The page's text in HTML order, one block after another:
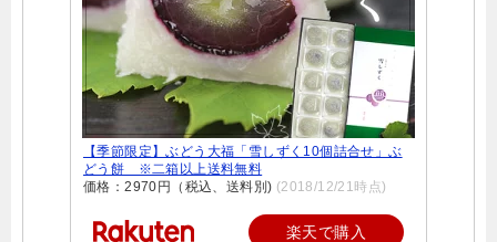
【季節限定】ぶどう大福「雪しずく10個詰合せ」ぶ
どう餅 ※二箱以上送料無料
価格：2970円（税込、送料別) (2018/12/21時点)
楽天で購入